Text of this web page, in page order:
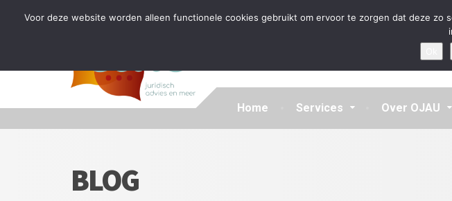
Tijdelijke stop: wegens drukte kan ik beperkt nieuwe zaken aannemen en vragen beantwoorden
Home Services Over OJAU
BLOG
Voor deze website worden alleen functionele cookies gebruikt om ervoor te zorgen dat deze